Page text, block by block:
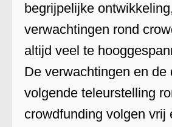
begrijpelijke
verwachtingen rond
altijd veel te
De verwachtingen en de
volgende teleurstelling
crowdfunding volgen vrij